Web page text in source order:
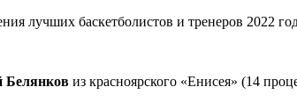
лучших баскетболистов и тренеров 2022
Белянков из красноярского «Енисея» (14